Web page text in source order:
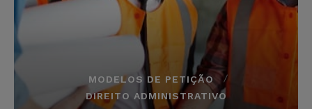
MODELOS DE PETIÇÃO
DIREITO ADMINISTRATIVO